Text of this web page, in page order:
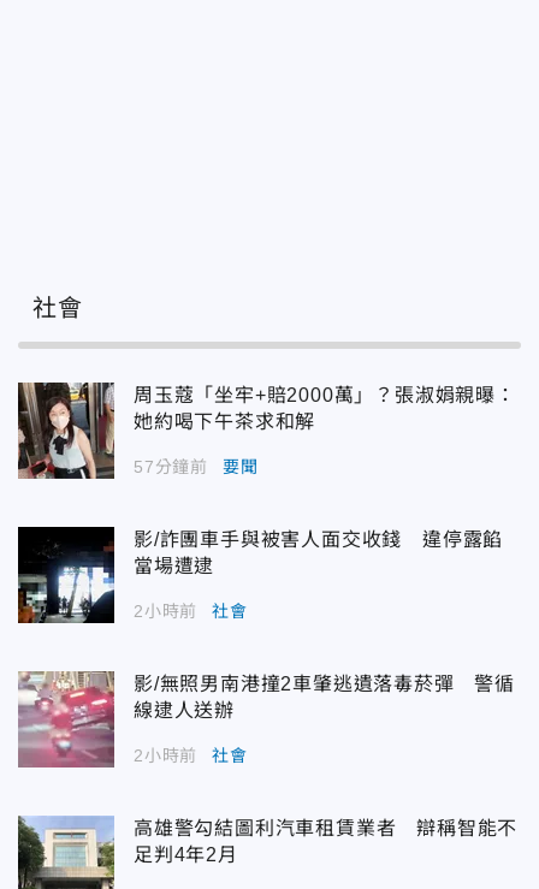
社會
周玉蔻「坐牢+賠2000萬」？張淑娟親曝：
她約喝下午茶求和解
57分鐘前 要聞
影/詐團車手與被害人面交收錢 違停露餡
當場遭逮
2小時前 社會
影/無照男南港撞2車肇逃遺落毒菸彈 警循
線逮人送辦
2小時前 社會
高雄警勾結圖利汽車租賃業者 辯稱智能不
足判4年2月